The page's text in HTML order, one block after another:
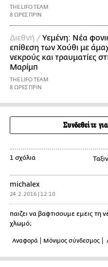
THE LIFO TEAM
8 ΩΡΕΣ ΠΡΙΝ
Διεθνή /Υεμένη: Νέα
επίθεση των Χούθι με
νεκρούς και τραυματίες
Μαρίμπ
THE LIFO TEAM
8 ΩΡΕΣ ΠΡΙΝ
Συνδεθείτε
1 σχόλια
michalex
24.2.2016 | 12:10
παιζει να βαφτισουμε εμεις
χλωμό;
Αναφορά Μόνιμος σύνδεσμος